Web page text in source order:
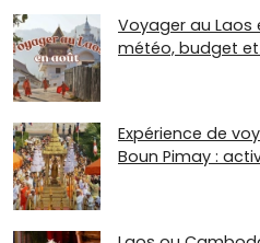
Voyager au Laos
météo, budget
Expérience de
Boun Pimay :